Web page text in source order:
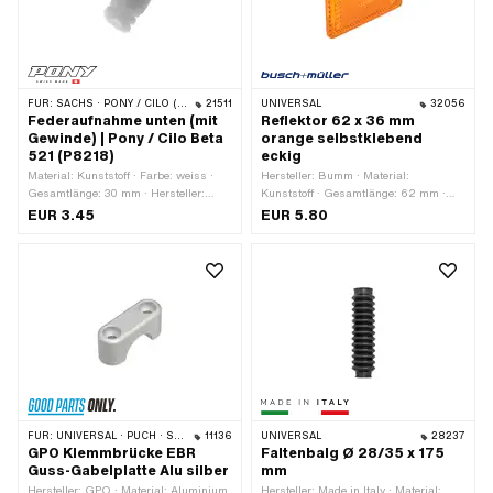
FÜR: SACHS · PONY / CILO (BETA 521 & 512) 21511
Federaufnahme unten (mit
Gewinde) | Pony / Cilo Beta
521 (P8218)
Material: Kunststoff · Farbe: weiss ·
Gesamtlänge: 30 mm · Hersteller:
Pony · Ø aussen: 21.5 mm ·
EUR 3.45
UNIVERSAL 32056
Reflektor 62 x 36 mm
orange selbstklebend
eckig
Hersteller: Bumm · Material:
Kunststoff · Gesamtlänge: 62 mm ·
Breite: 36 mm · Höhe: 9 mm ·
EUR 5.80
FÜR: UNIVERSAL · PUCH · SACHS · PONY / CILO (BETA 521 & 512) · PIAGGIO 11136
GPO Klemmbrücke EBR
Guss-Gabelplatte Alu silber
UNIVERSAL 28237
Faltenbalg Ø 28/35 x 175
mm